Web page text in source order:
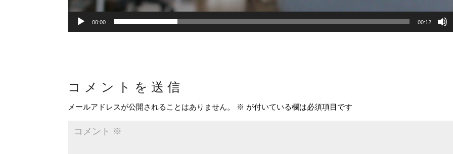
00:00 00:12
コメントを送信
メールアドレスが公開されることはありません。 ※ が付いている欄は必須項目です